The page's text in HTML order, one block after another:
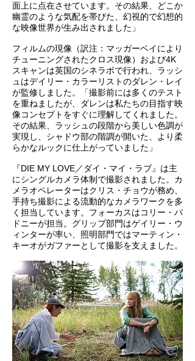
面上に点在させています。その結果、どこか
幽霊のような気配を帯びた、幻視的で幻想的
な映像世界が生み出されました」
フィルムの現像（訳注：マッガーベイにより
チューニングされたクロス現像）および4K
スキャンは英国のシネラボで行われ、ラッシ
ュはデイリー・カラーリストのダレン・レイ
が監修しました。「撮影前には多くのテスト
を重ねましたが、ダレンは私たちの目指す映
像コンセプトをすぐに理解してくれました。
その結果、ラッシュの段階から美しい色調が
実現し、シャドウ部の階調が開いた、より柔
らかなルックに仕上がっていました」
『DIE MY LOVE／ダイ・マイ・ラブ』は主
にシングルカメラ体制で撮影されました。カ
メラオペレーターはクリス・チョウが務め、
手持ち撮影による流動的なカメラワークを多
く担当しています。フォーカスはコリー・バ
ドニーが担当。グリップ部門はゲイリー・ウ
ィンターが率い、照明部門ではマーティン・
キーオがガファーとして撮影を支えました。